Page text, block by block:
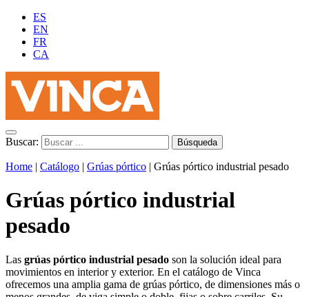
ES
EN
FR
CA
Buscar:
Home | Catálogo | Grúas pórtico | Grúas pórtico industrial pesado
Grúas pórtico industrial
pesado
Las grúas pórtico industrial pesado son la solución ideal para
movimientos en interior y exterior. En el catálogo de Vinca
ofrecemos una amplia gama de grúas pórtico, de dimensiones más o